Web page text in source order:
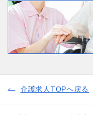
介護求人TOPへ戻る